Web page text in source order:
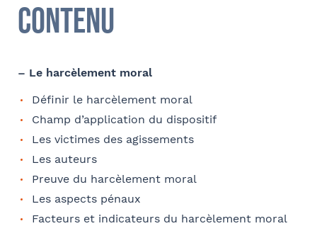
Contenu
– Le harcèlement moral
Définir le harcèlement moral
Champ d’application du dispositif
Les victimes des agissements
Les auteurs
Preuve du harcèlement moral
Les aspects pénaux
Facteurs et indicateurs du harcèlement moral
Contact au service formation pour toute précision
Nom et Prénom
Téléphone
E-mail
Tapez votre recherche et
Sélectionnez votre bureau
Barthélémy Avocats